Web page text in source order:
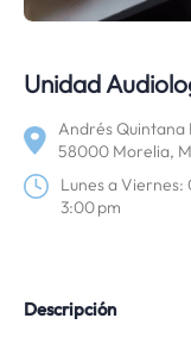
Unidad
Andrés Quintana
58000 Morelia,
Lunes a
3:00 pm
Descripción